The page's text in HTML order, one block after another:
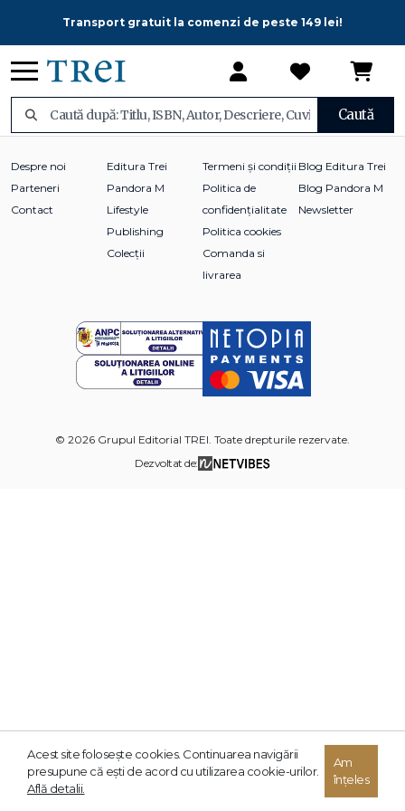
Transport gratuit la comenzi de peste 149 lei!
Caută
Despre noi
Parteneri
Contact
Editura Trei
Pandora M
Lifestyle
Publishing
Colecții
Termeni și condiții
Politica de
confidențialitate
Politica cookies
Comanda si
livrarea
Blog Editura Trei
Blog Pandora M
Newsletter
© 2026 Grupul Editorial TREI. Toate drepturile rezervate.
Dezvoltat de:
Acest site foloseşte cookies. Continuarea navigării
presupune că eşti de acord cu utilizarea cookie-urilor.
Află detalii.
Am
înțeles